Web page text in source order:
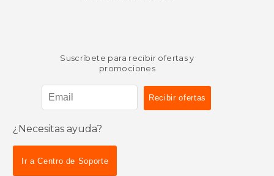
dcto. $ 12.71
Suscríbete para recibir ofertas y
promociones
¿Necesitas ayuda?
Ir a Centro de Soporte